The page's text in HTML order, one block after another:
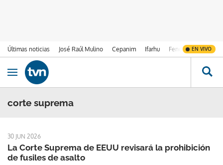
Últimas noticias José Raúl Mulino Cepanim Ifarhu Fenómeno de El
EN VIVO
Ir al contenido
Obrir navegació
corte suprema
30 JUN 2026
La Corte Suprema de EEUU revisará la prohibición
de fusiles de asalto